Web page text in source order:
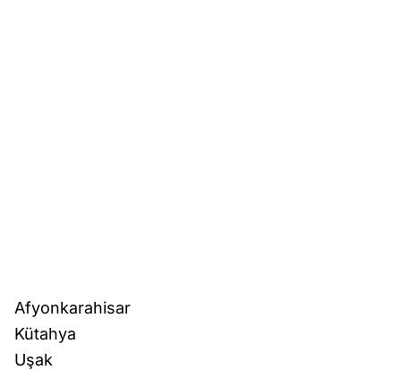
Afyonkarahisar
Kütahya
Uşak